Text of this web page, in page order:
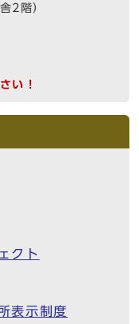
2階）
い！
クト
表示制度